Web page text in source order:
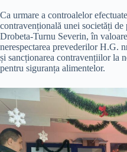
Ca urmare a controalelor
contravențională unei societăți
Drobeta-Turnu Severin, în
nerespectarea prevederilor H.G.
și sancționarea contravențiilor la
pentru siguranța alimentelor.